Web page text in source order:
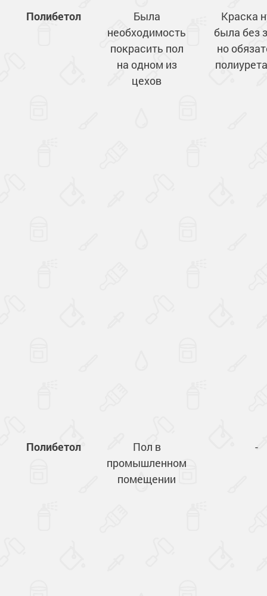
Полибетол
Была
необходимость
покрасить пол
на одном из
цехов
Краска
была без
но
Полибетол
Пол в
промышленном
помещении
-